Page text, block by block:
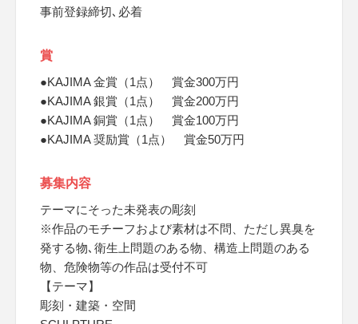
事前登録締切､必着
賞
●KAJIMA 金賞（1点） 賞金300万円
●KAJIMA 銀賞（1点） 賞金200万円
●KAJIMA 銅賞（1点） 賞金100万円
●KAJIMA 奨励賞（1点） 賞金50万円
募集内容
テーマにそった未発表の彫刻
※作品のモチーフおよび素材は不問、ただし異臭を
発する物､衛生上問題のある物、構造上問題のある
物、危険物等の作品は受付不可
【テーマ】
彫刻・建築・空間